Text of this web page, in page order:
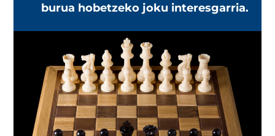
burua hobetzeko joku interesgarria.